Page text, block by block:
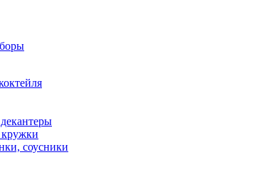
соусники